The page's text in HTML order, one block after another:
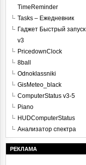
TimeReminder
Tasks – Ежедневник
Гаджет Быстрый запуск
v3
PricedownClock
8ball
Odnoklassniki
GisMeteo_black
ComputerStatus v3-5
Piano
HUDComputerStatus
Анализатор спектра
РЕКЛАМА